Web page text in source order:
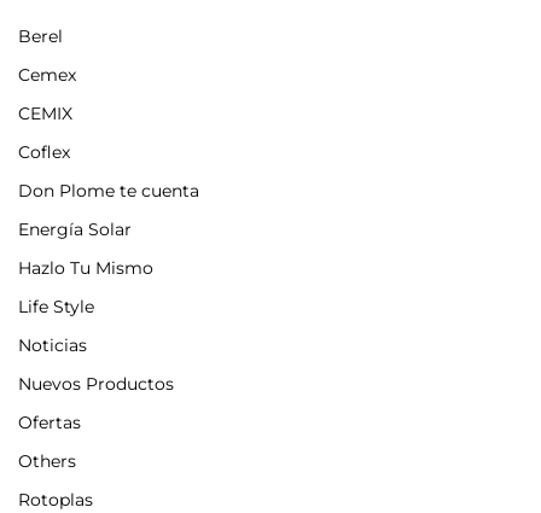
Berel
Cemex
CEMIX
Coflex
Don Plome te cuenta
Energía Solar
Hazlo Tu Mismo
Life Style
Noticias
Nuevos Productos
Ofertas
Others
Rotoplas